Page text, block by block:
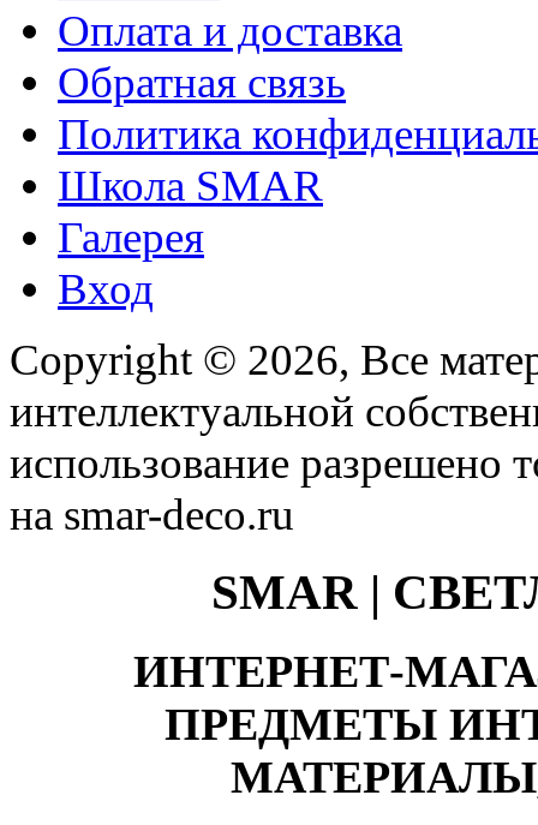
Оплата и доставка
Обратная связь
Политика
Школа SMAR
Галерея
Вход
Copyright © 2026, Все
интеллектуальной
использование разрешено
на smar-deco.ru
SMAR |
ИНТЕРНЕТ-
ПРЕДМЕТЫ